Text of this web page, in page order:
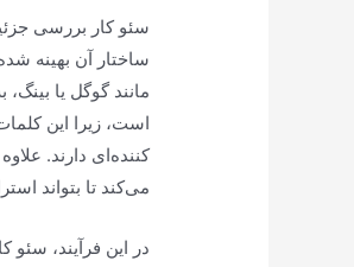
سئو کار بررسی
ساختار آن بهینه
مانند گوگل یا
است، زیرا این
کننده‌ای دارند.
می‌کند تا بتواند
در این فرآیند،